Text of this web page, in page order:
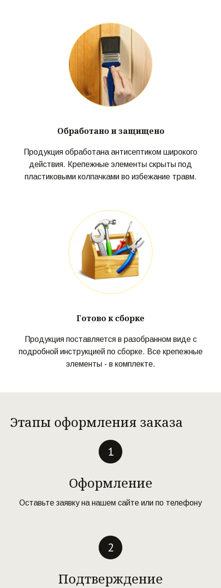
Обработано и защищено
Продукция обработана антисептиком широкого
действия. Крепежные элементы скрыты под
пластиковыми колпачками во избежание травм.
Готово к сборке
Продукция поставляется в разобранном виде с
подробной инструкцией по сборке. Все крепежные
элементы - в комплекте.
Этапы оформления заказа
Оформление
Оставьте заявку на нашем сайте или по телефону
Подтверждение